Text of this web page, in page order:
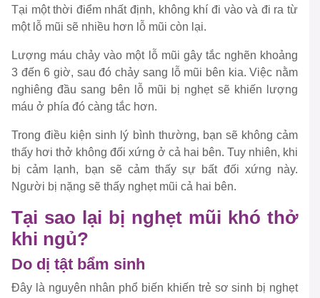
Tại một thời điểm nhất định, không khí đi vào và đi ra từ
một lỗ mũi sẽ nhiều hơn lỗ mũi còn lại.
Lượng máu chảy vào một lỗ mũi gây tắc nghẽn khoảng
3 đến 6 giờ, sau đó chảy sang lỗ mũi bên kia. Việc nằm
nghiêng đầu sang bên lỗ mũi bị nghẹt sẽ khiến lượng
máu ở phía đó càng tắc hơn.
Trong điều kiện sinh lý bình thường, bạn sẽ không cảm
thấy hơi thở không đối xứng ở cả hai bên. Tuy nhiên, khi
bị cảm lạnh, bạn sẽ cảm thấy sự bất đối xứng này.
Người bị nặng sẽ thấy nghẹt mũi cả hai bên.
Tại sao lại bị nghẹt mũi khó thở
khi ngủ?
Do dị tật bẩm sinh
Đây là nguyên nhân phổ biến khiến trẻ sơ sinh bị nghẹt